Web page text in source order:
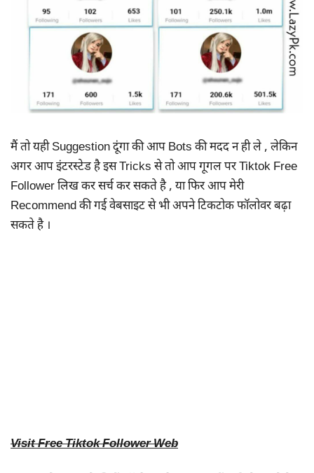
मैं तो यही Suggestion दूंगा की आप Bots की मदद न ही ले , लेकिन
अगर आप इंटरस्टेड है इस Tricks से तो आप गूगल पर Tiktok Free
Follower लिख कर सर्च कर सकते है , या फिर आप मेरी
Recommend की गई वेबसाइट से भी अपने टिकटोक फॉलोवर बढ़ा
सकते है ।
Visit Free Tiktok Follower Web